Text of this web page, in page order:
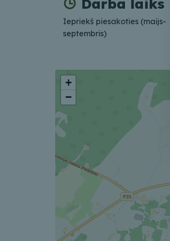
Darba laiks
Iepriekš piesakoties (maijs-
septembris)
+
−